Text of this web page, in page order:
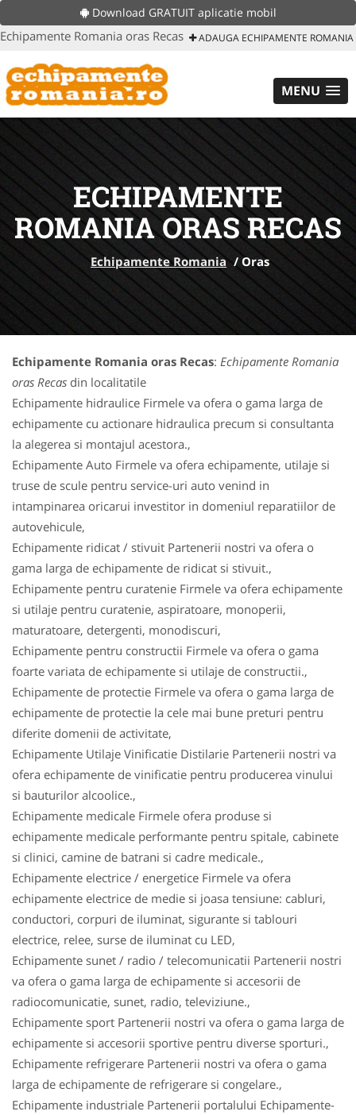
Download GRATUIT aplicatie mobil
Echipamente Romania oras Recas ADAUGA ECHIPAMENTE ROMANIA
MENU
ECHIPAMENTE
ROMANIA ORAS RECAS
Echipamente Romania / Oras
Echipamente Romania oras Recas: Echipamente Romania
oras Recas din localitatile
Echipamente hidraulice Firmele va ofera o gama larga de
echipamente cu actionare hidraulica precum si consultanta
la alegerea si montajul acestora.,
Echipamente Auto Firmele va ofera echipamente, utilaje si
truse de scule pentru service-uri auto venind in
intampinarea oricarui investitor in domeniul reparatiilor de
autovehicule,
Echipamente ridicat / stivuit Partenerii nostri va ofera o
gama larga de echipamente de ridicat si stivuit.,
Echipamente pentru curatenie Firmele va ofera echipamente
si utilaje pentru curatenie, aspiratoare, monoperii,
maturatoare, detergenti, monodiscuri,
Echipamente pentru constructii Firmele va ofera o gama
foarte variata de echipamente si utilaje de constructii.,
Echipamente de protectie Firmele va ofera o gama larga de
echipamente de protectie la cele mai bune preturi pentru
diferite domenii de activitate,
Echipamente Utilaje Vinificatie Distilarie Partenerii nostri va
ofera echipamente de vinificatie pentru producerea vinului
si bauturilor alcoolice.,
Echipamente medicale Firmele ofera produse si
echipamente medicale performante pentru spitale, cabinete
si clinici, camine de batrani si cadre medicale.,
Echipamente electrice / energetice Firmele va ofera
echipamente electrice de medie si joasa tensiune: cabluri,
conductori, corpuri de iluminat, sigurante si tablouri
electrice, relee, surse de iluminat cu LED,
Echipamente sunet / radio / telecomunicatii Partenerii nostri
va ofera o gama larga de echipamente si accesorii de
radiocomunicatie, sunet, radio, televiziune.,
Echipamente sport Partenerii nostri va ofera o gama larga de
echipamente si accesorii sportive pentru diverse sporturi.,
Echipamente refrigerare Partenerii nostri va ofera o gama
larga de echipamente de refrigerare si congelare.,
Echipamente industriale Partenerii portalului Echipamente-